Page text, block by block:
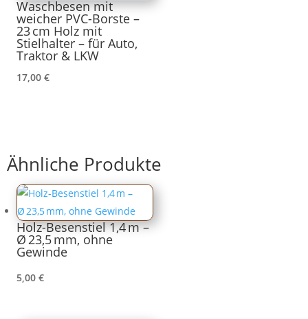
Waschbesen mit
weicher PVC-Borste –
23 cm Holz mit
Stielhalter – für Auto,
Traktor & LKW
17,00 €
Ähnliche Produkte
Holz-Besenstiel 1,4 m –
Ø 23,5 mm, ohne
Gewinde
5,00 €